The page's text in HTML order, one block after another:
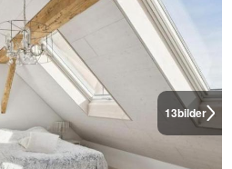
13bilder